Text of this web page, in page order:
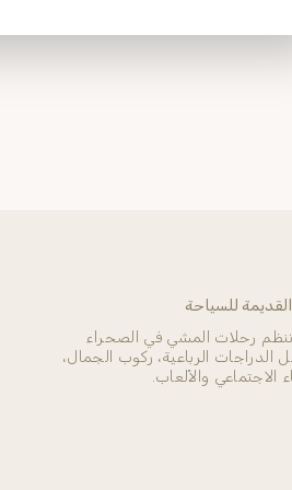
للسياحة
رحلات المشي في الصحراء
الدراجات الرباعية، ركوب الجمال،
الاجتماعي والألعاب.